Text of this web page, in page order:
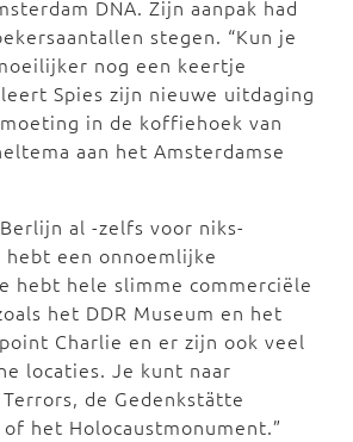
DNA. Zijn aanpak had
stegen. “Kun je
nog een keertje
Spies zijn nieuwe uitdaging
in de koffiehoek van
aan het Amsterdamse
al -zelfs voor niks-
hebt een onnoemlijke
hebt hele slimme commerciële
het DDR Museum en het
Charlie en er zijn ook veel
locaties. Je kunt naar
de Gedenkstätte
het Holocaustmonument.”